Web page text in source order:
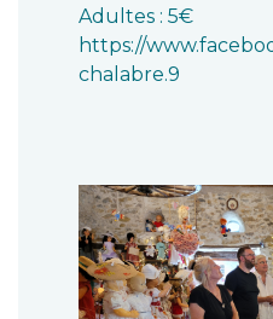
Adultes : 5€
https://
chalabre.9